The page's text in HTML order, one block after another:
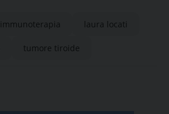
immunoterapia laura locati
tumore tiroide